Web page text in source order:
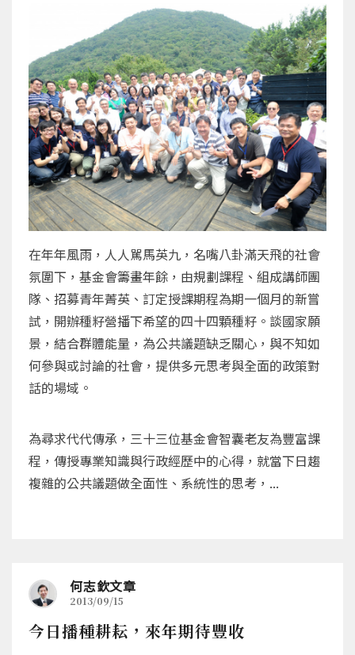
在年年風雨，人人駡馬英九，名嘴八卦滿天飛的社會
氛圍下，基金會籌畫年餘，由規劃課程、組成講師團
隊、招募青年菁英、訂定授課期程為期一個月的新嘗
試，開辦種籽營播下希望的四十四顆種籽。談國家願
景，結合群體能量，為公共議題缺乏關心，與不知如
何參與或討論的社會，提供多元思考與全面的政策對
話的場域。
為尋求代代傳承，三十三位基金會智囊老友為豐富課
程，傳授專業知識與行政經歷中的心得，就當下日趨
複雜的公共議題做全面性、系統性的思考，...
何志欽文章
2013/09/15
今日播種耕耘，來年期待豐收